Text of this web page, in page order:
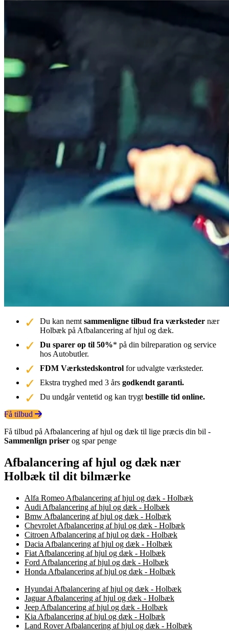
Du kan nemt sammenligne tilbud fra værksteder nær
Holbæk på Afbalancering af hjul og dæk.
Du sparer op til 50%* på din bilreparation og service
hos Autobutler.
FDM Værkstedskontrol for udvalgte værksteder.
Ekstra tryghed med 3 års godkendt garanti.
Du undgår ventetid og kan trygt bestille tid online.
Få tilbud
Få tilbud på Afbalancering af hjul og dæk til lige præcis din bil -
Sammenlign priser og spar penge
Afbalancering af hjul og dæk nær
Holbæk til dit bilmærke
Alfa Romeo Afbalancering af hjul og dæk - Holbæk
Audi Afbalancering af hjul og dæk - Holbæk
Bmw Afbalancering af hjul og dæk - Holbæk
Chevrolet Afbalancering af hjul og dæk - Holbæk
Citroen Afbalancering af hjul og dæk - Holbæk
Dacia Afbalancering af hjul og dæk - Holbæk
Fiat Afbalancering af hjul og dæk - Holbæk
Ford Afbalancering af hjul og dæk - Holbæk
Honda Afbalancering af hjul og dæk - Holbæk
Hyundai Afbalancering af hjul og dæk - Holbæk
Jaguar Afbalancering af hjul og dæk - Holbæk
Jeep Afbalancering af hjul og dæk - Holbæk
Kia Afbalancering af hjul og dæk - Holbæk
Land Rover Afbalancering af hjul og dæk - Holbæk